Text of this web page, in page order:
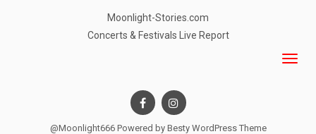
Moonlight-Stories.com
Concerts & Festivals Live Report
@Moonlight666 Powered by Besty WordPress Theme